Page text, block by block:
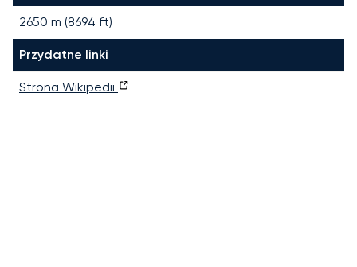
2650 m (8694 ft)
Przydatne linki
Strona Wikipedii